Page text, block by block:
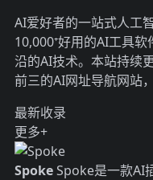
AI爱好者的一站式人工
10,000⁺好用的AI工具
沿的AI技术。本站持续
前三的AI网址导航网站
最新收录
更多+
SpokeSpoke是一款AI